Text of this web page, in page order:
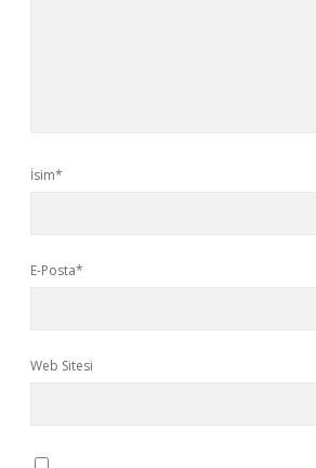
İsim*
E-Posta*
Web Sitesi